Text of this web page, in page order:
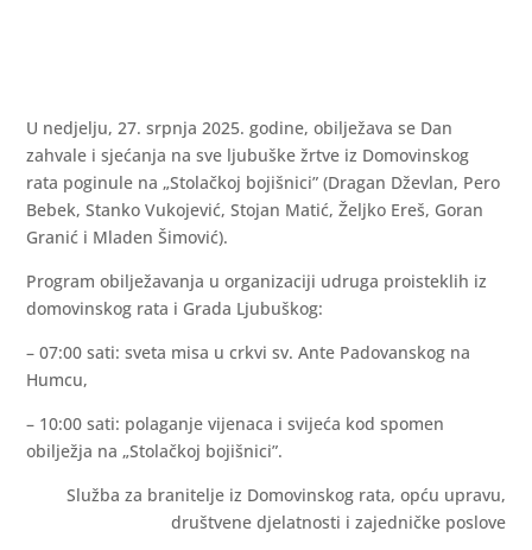
U nedjelju, 27. srpnja 2025. godine, obilježava se Dan
zahvale i sjećanja na sve ljubuške žrtve iz Domovinskog
rata poginule na „Stolačkoj bojišnici” (Dragan Dževlan, Pero
Bebek, Stanko Vukojević, Stojan Matić, Željko Ereš, Goran
Granić i Mladen Šimović).
Program obilježavanja u organizaciji udruga proisteklih iz
domovinskog rata i Grada Ljubuškog:
– 07:00 sati: sveta misa u crkvi sv. Ante Padovanskog na
Humcu,
– 10:00 sati: polaganje vijenaca i svijeća kod spomen
obilježja na „Stolačkoj bojišnici”.
Služba za branitelje iz Domovinskog rata, opću upravu,
društvene djelatnosti i zajedničke poslove